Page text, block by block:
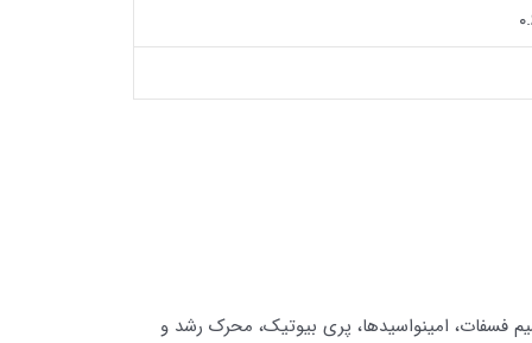
فسفات، امینواسیدها، پری بیوتیک، محرک رشد و